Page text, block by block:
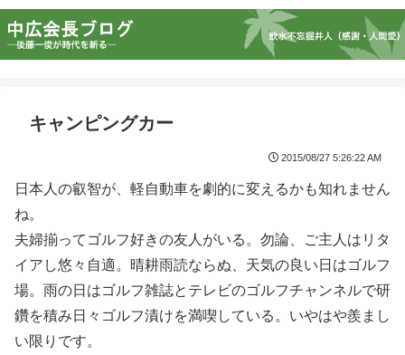
キャンピングカー
2015/08/27 5:26:22 AM
日本人の叡智が、軽自動車を劇的に変えるかも知れません
ね。
夫婦揃ってゴルフ好きの友人がいる。勿論、ご主人はリタ
イアし悠々自適。晴耕雨読ならぬ、天気の良い日はゴルフ
場。雨の日はゴルフ雑誌とテレビのゴルフチャンネルで研
鑽を積み日々ゴルフ漬けを満喫している。いやはや羨まし
い限りです。